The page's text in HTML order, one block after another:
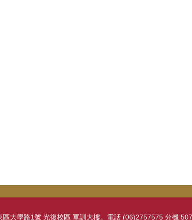
區大學路1號 光復校區 軍訓大樓。電話 (06)2757575 分機